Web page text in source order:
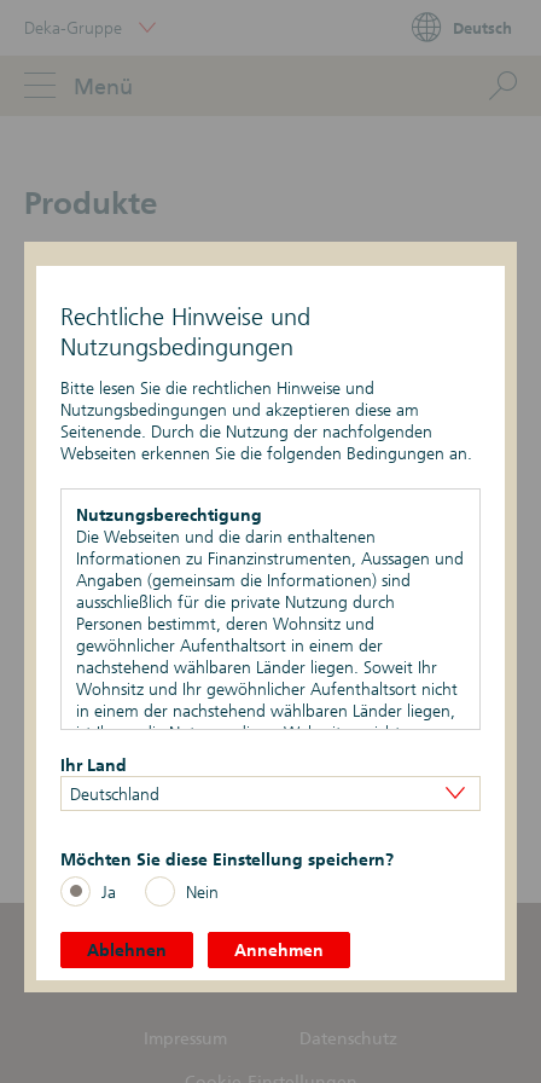
Rechtliche Hinweise und
Nutzungsbedingungen
Bitte lesen Sie die rechtlichen Hinweise und
Nutzungsbedingungen und akzeptieren diese am
Seitenende. Durch die Nutzung der nachfolgenden
Webseiten erkennen Sie die folgenden Bedingungen an.
Nutzungsberechtigung
Die Webseiten und die darin enthaltenen
Informationen zu Finanzinstrumenten, Aussagen und
Angaben (gemeinsam die Informationen) sind
ausschließlich für die private Nutzung durch
Personen bestimmt, deren Wohnsitz und
gewöhnlicher Aufenthaltsort in einem der
nachstehend wählbaren Länder liegen. Soweit Ihr
Wohnsitz und Ihr gewöhnlicher Aufenthaltsort nicht
in einem der nachstehend wählbaren Länder liegen,
ist Ihnen die Nutzung dieser Webseiten nicht
gestattet. Durch die Nutzung dieser Webseiten
bestätigen Sie, dass Ihr Wohnsitz und gewöhnlicher
Aufenthaltsort in einem der nachstehend wählbaren
Vertriebsbeschränkungen
Die auf den Webseiten enthaltenen Informationen
dürfen nicht außerhalb der eines oder mehrerer der
nachstehend wählbaren Länder verbreitet werden.
Auf die besonderen Verkaufsbeschränkungen in den
verschiedenen Ländern wird hingewiesen.
Insbesondere dürfen auf den Webseiten genannte
innerhalb der Vereinigten Staaten von Amerika noch
Ihr Land
Deutschland
Möchten Sie diese Einstellung speichern?
Ja
Nein
Ablehnen Annehmen
LinksPortal
Deka-Gruppe Deutsch
Menü
Produkte
Hier erhalten Sie Informationen zu den
Namenspapieren sowie zu den Schuldscheindarlehen der
DekaBank.
Finden
Alle
Öffentliche Pfandbriefe
Inhaberschuldverschreibungen
Impressum
Datenschutz